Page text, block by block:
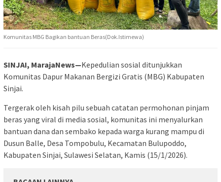
Komunitas MBG Bagikan bantuan Beras(Dok.Istimewa)
SINJAI, MarajaNews—Kepedulian sosial ditunjukkan
Komunitas Dapur Makanan Bergizi Gratis (MBG) Kabupaten
Sinjai.
‎‎Tergerak oleh kisah pilu sebuah catatan permohonan pinjam
beras yang viral di media sosial, komunitas ini menyalurkan
bantuan dana dan sembako kepada warga kurang mampu di
Dusun Balle, Desa Tompobulu, Kecamatan Bulupoddo,
Kabupaten Sinjai, Sulawesi Selatan, Kamis (15/1/2026).